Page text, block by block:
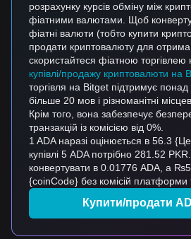
розрахунку курсів обміну між
фіатними валютами. Щоб
фіатні валюти (тобто купити
продати криптовалюту для
скористайтеся фіатною
купівлі/продажу криптовалюти на
торгівля на Bitget підтримує
більше 20 мов і різноманітні
Крім того, вона забезпечує
транзакцій із комісією від 0%.
1 ADA наразі оцінюється в 56.3
купівлі 5 ADA потрібно 281.52
конвертувати в 0.01776 ADA, а
{coinCode} без комісій платформи
Купити/продати